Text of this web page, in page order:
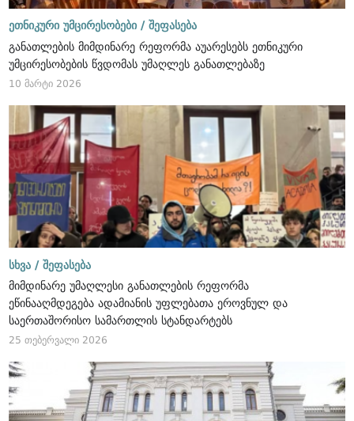
ეთნიკური უმცირესობები / შეფასება
განათლების მიმდინარე რეფორმა აუარესებს ეთნიკური
უმცირესობების წვდომას უმაღლეს განათლებაზე
10 მარტი 2026
სხვა / შეფასება
მიმდინარე უმაღლესი განათლების რეფორმა
ეწინააღმდეგება ადამიანის უფლებათა ეროვნულ და
საერთაშორისო სამართლის სტანდარტებს
25 თებერვალი 2026